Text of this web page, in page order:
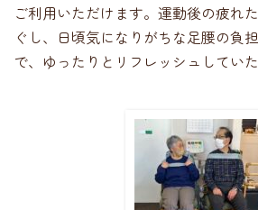
ご利用いただけます。運動後の疲れ
ぐし、日頃気になりがちな足腰の負
で、ゆったりとリフレッシュしていた